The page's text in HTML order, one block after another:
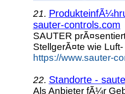
21.
sauter-controls.com
SAUTER
StellgerÃ¤te wie
https://www.sauter-
22. Standorte -
Als Anbieter fÃ¼r